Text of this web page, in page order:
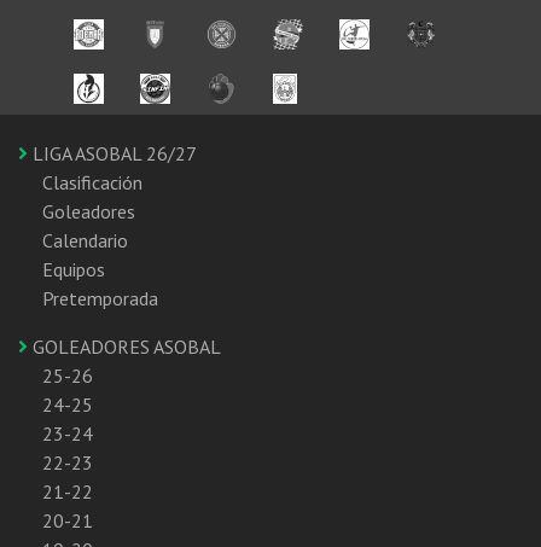
LIGA ASOBAL 26/27
Clasificación
Goleadores
Calendario
Equipos
Pretemporada
GOLEADORES ASOBAL
25-26
24-25
23-24
22-23
21-22
20-21